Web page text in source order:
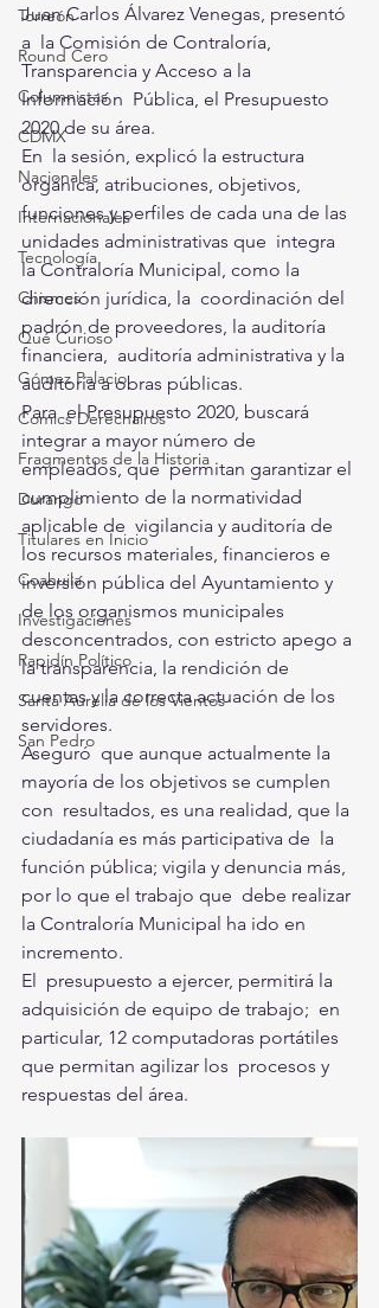
Torreón
Round Cero
Columnistas
CDMX
Nacionales
Internacionales
Tecnología
Chismes
Qué Curioso
Gómez Palacio
Comics Derechairos
Fragmentos de la Historia
Durango
Titulares en Inicio
Coahuila
Investigaciones
Rapidín Político
Santa Aurelia de los Vientos
San Pedro
Juan Carlos Álvarez Venegas, presentó
a  la Comisión de Contraloría,
Transparencia y Acceso a la
Información  Pública, el Presupuesto
2020 de su área.
En  la sesión, explicó la estructura
orgánica, atribuciones, objetivos,
funciones y perfiles de cada una de las
unidades administrativas que  integra
la Contraloría Municipal, como la
dirección jurídica, la  coordinación del
padrón de proveedores, la auditoría
financiera,  auditoría administrativa y la
auditoría a obras públicas.
Para  el Presupuesto 2020, buscará
integrar a mayor número de
empleados, que  permitan garantizar el
cumplimiento de la normatividad
aplicable de  vigilancia y auditoría de
los recursos materiales, financieros e
inversión pública del Ayuntamiento y
de los organismos municipales
desconcentrados, con estricto apego a
la transparencia, la rendición de
cuentas y la correcta actuación de los
servidores.
Aseguró  que aunque actualmente la
mayoría de los objetivos se cumplen
con  resultados, es una realidad, que la
ciudadanía es más participativa de  la
función pública; vigila y denuncia más,
por lo que el trabajo que  debe realizar
la Contraloría Municipal ha ido en
incremento.
El  presupuesto a ejercer, permitirá la
adquisición de equipo de trabajo;  en
particular, 12 computadoras portátiles
que permitan agilizar los  procesos y
respuestas del área.